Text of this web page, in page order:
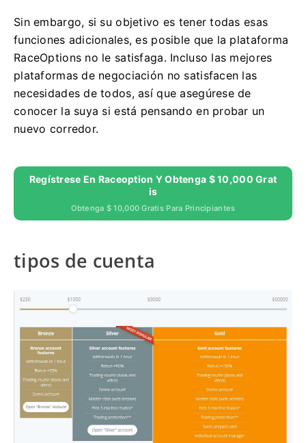
Sin embargo, si su objetivo es tener todas esas
funciones adicionales, es posible que la plataforma
RaceOptions no le satisfaga. Incluso las mejores
plataformas de negociación no satisfacen las
necesidades de todos, así que asegúrese de
conocer la suya si está pensando en probar un
nuevo corredor.
Regístrese En Raceoption Y Obtenga $ 10,000 Grat
Is
Obtenga $ 10,000 Gratis Para Principiantes
tipos de cuenta